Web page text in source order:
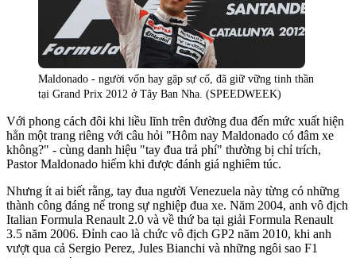
Maldonado - người vốn hay gặp sự cố, đã giữ vững tinh thần
tại Grand Prix 2012 ở Tây Ban Nha. (SPEEDWEEK)
Với phong cách đôi khi liều lĩnh trên đường đua đến mức xuất hiện
hẳn một trang riêng với câu hỏi "Hôm nay Maldonado có đâm xe
không?" - cùng danh hiệu "tay đua trả phí" thường bị chỉ trích,
Pastor Maldonado hiếm khi được đánh giá nghiêm túc.
Nhưng ít ai biết rằng, tay đua người Venezuela này từng có những
thành công đáng nể trong sự nghiệp đua xe. Năm 2004, anh vô địch
Italian Formula Renault 2.0 và về thứ ba tại giải Formula Renault
3.5 năm 2006. Đỉnh cao là chức vô địch GP2 năm 2010, khi anh
vượt qua cả Sergio Perez, Jules Bianchi và những ngôi sao F1